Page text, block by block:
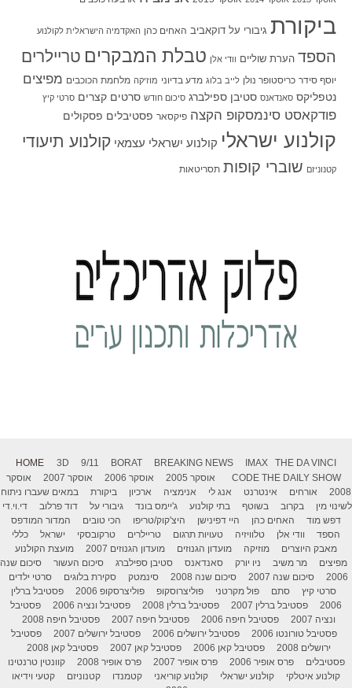
ביקורת גיבורי על דוקאביב האחים כהן האקדמיה הישראלית לקולנוע
הספד הערת שוליים וודי אלן טבלת המבקרים טריילרים
יוסף סידר כריסטופר נולן לייב בלוג מדע בדיוני מוזיקה מלחמת הכוכבים מפיצים
נטפליקס סאנדאנס סטיבן ספילברג סיכום חודש סרטים קצרים סרטי קיץ
פודקאסט סינמסקופ הקצה פיקסאר פסטיבלים פסקולים
קולנוע ישראלי קולנוע ישראלי עצמאי קולנוע תיעודי
קטנוניזם שוברי קופות תסריטאות
HOME 3D 9/11 BORAT BREAKING NEWS IMAX
THE DA VINCI
CODE THE DAILY SHOW אוסקר 2005 אוסקר 2006 אוסקר 2007
אוסקר
2008
אורחים אינטרנט אנג לי אנימציה ארכיון ביקורת
במאים שעברו ניתוח
לשינוי מין
בקרוב בשוטף בתי קולנוע ג'יימס בונד גיבורי על דוד פרלוב
די.וי.די
דפש מוד
האחים כהן היי דפינישן היצ'קוק/טריפו הכי טובים
המדור המודפס
הספד
וודי אלן טלוויזיה טעויות תרגום טריילרים טרקובסקי ישראל
כללי
מאבק היוצרים
מוזיקה מועדון הגנוזים מועדון הגנוזים 2007
מועצת הקולנוע
מפיצים
מר משיב ניו יורק סאנדאנס סטיבן ספילברג סיכום העשור
סיכום שנה
2006
סיכום שנה 2007 סיכום שנה 2008 סינמטק סקירת בלוגים
סרטי ילדים
סרטי קיץ
סתם פול מקרטני פוליצרוסקופ פוליצרסקופ 2006
פסטיבל ברלין
2006
פסטיבל ברלין 2007 פסטיבל ברלין 2008 פסטיבל ונציה 2006
פסטיבל
ונציה 2007
פסטיבל חיפה 2006 פסטיבל חיפה 2007
פסטיבל חיפה 2008
פסטיבל טורונטו 2006
פסטיבל ירושלים 2006 פסטיבל ירושלים 2007
פסטיבל
ירושלים 2008
פסטיבל קאן 2006 פסטיבל קאן 2007
פסטיבל קאן 2008
פסטיבלים
פרס אופיר 2006 פרס אופיר 2007 פרס אופיר 2008
קוונטין טרנטינו
קולנוע איטלקי
קולנוע ישראלי קולנוע קוריאני קטמנדו קטנוניזם
קטעי וידיאו